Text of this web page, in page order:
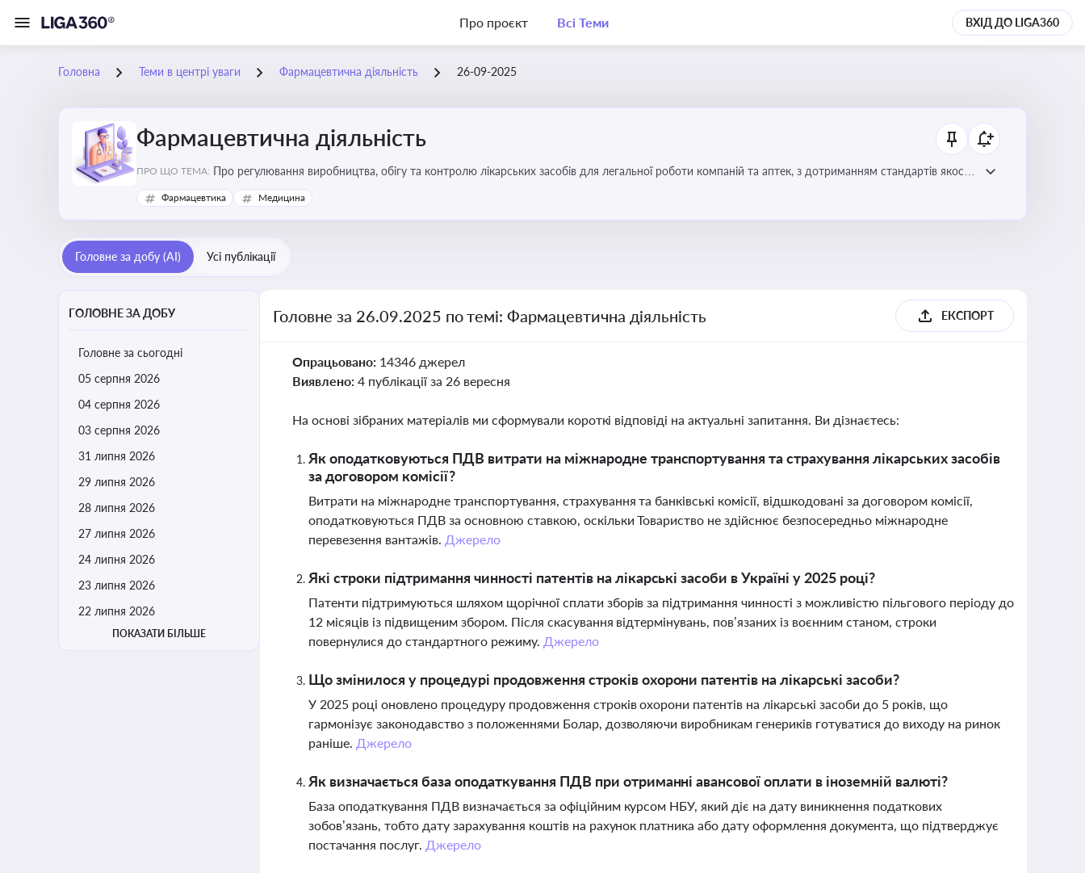
Про проєкт Всі Теми ВХІД ДО LIGA360
Головна Теми в центрі уваги Фармацевтична діяльність 26-09-2025
Фармацевтична діяльність
ПРО ЩО ТЕМА: Про регулювання виробництва, обігу та контролю лікарських засобів для легальної роботи компаній та аптек, з дотриманням стандартів якості
та безпеки
Фармацевтика Медицина
Головне за добу (AI) Усі публікації
ГОЛОВНЕ ЗА ДОБУ
Головне за сьогодні
05 серпня 2026
04 серпня 2026
03 серпня 2026
31 липня 2026
29 липня 2026
28 липня 2026
27 липня 2026
24 липня 2026
23 липня 2026
22 липня 2026
ПОКАЗАТИ БІЛЬШЕ
Головне за 26.09.2025 по темі: Фармацевтична діяльність ЕКСПОРТ
Опрацьовано: 14346 джерел
Виявлено: 4 публікації за 26 вересня
На основі зібраних матеріалів ми сформували короткі відповіді на актуальні запитання. Ви дізнаєтесь:
Як оподатковуються ПДВ витрати на міжнародне транспортування та страхування лікарських засобів
за договором комісії?
Витрати на міжнародне транспортування, страхування та банківські комісії, відшкодовані за договором комісії,
оподатковуються ПДВ за основною ставкою, оскільки Товариство не здійснює безпосередньо міжнародне
перевезення вантажів. Джерело
Які строки підтримання чинності патентів на лікарські засоби в Україні у 2025 році?
Патенти підтримуються шляхом щорічної сплати зборів за підтримання чинності з можливістю пільгового періоду до
12 місяців із підвищеним збором. Після скасування відтермінувань, пов’язаних із воєнним станом, строки
повернулися до стандартного режиму. Джерело
Що змінилося у процедурі продовження строків охорони патентів на лікарські засоби?
У 2025 році оновлено процедуру продовження строків охорони патентів на лікарські засоби до 5 років, що
гармонізує законодавство з положеннями Болар, дозволяючи виробникам генериків готуватися до виходу на ринок
раніше. Джерело
Як визначається база оподаткування ПДВ при отриманні авансової оплати в іноземній валюті?
База оподаткування ПДВ визначається за офіційним курсом НБУ, який діє на дату виникнення податкових
зобов’язань, тобто дату зарахування коштів на рахунок платника або дату оформлення документа, що підтверджує
постачання послуг. Джерело